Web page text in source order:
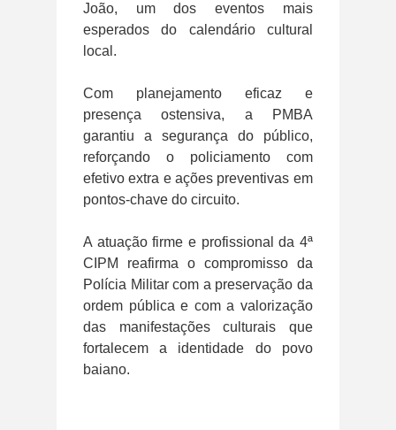
João, um dos eventos mais
esperados do calendário cultural
local.
Com planejamento eficaz e
presença ostensiva, a PMBA
garantiu a segurança do público,
reforçando o policiamento com
efetivo extra e ações preventivas em
pontos-chave do circuito.
A atuação firme e profissional da 4ª
CIPM reafirma o compromisso da
Polícia Militar com a preservação da
ordem pública e com a valorização
das manifestações culturais que
fortalecem a identidade do povo
baiano.